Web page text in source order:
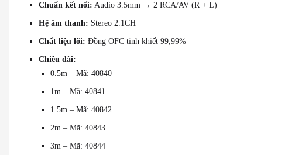
Chuẩn kết nối: Audio 3.5mm → 2 RCA/AV (R + L)
Hệ âm thanh: Stereo 2.1CH
Chất liệu lõi: Đồng OFC tinh khiết 99,99%
Chiều dài:
0.5m – Mã: 40840
1m – Mã: 40841
1.5m – Mã: 40842
2m – Mã: 40843
3m – Mã: 40844